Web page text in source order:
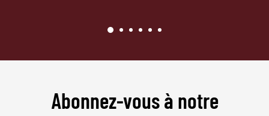
Abonnez-vous à notre